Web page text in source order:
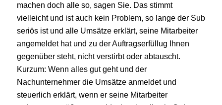
machen doch alle so, sagen Sie. Das stimmt
vielleicht und ist auch kein Problem, so lange der Sub
seriös ist und alle Umsätze erklärt, seine Mitarbeiter
angemeldet hat und zu der Auftragserfüllug Ihnen
gegenüber steht, nicht verstirbt oder abtauscht.
Kurzum: Wenn alles gut geht und der
Nachunternehmer die Umsätze anmeldet und
steuerlich erklärt, wenn er seine Mitarbeiter